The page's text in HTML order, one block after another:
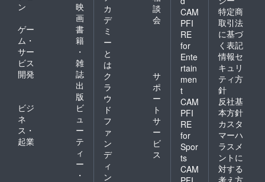
ン
映
画
ゲー
ム・
サー
ビス
開発
書
籍
・
雑
誌
出
版
ビジ
ネ
ス・
起業
ビ
ュ
ー
テ
ィ
ー
・
カ
デ
ミ
ー
と
は
談
会
ク
ラ
ウ
ド
フ
ァ
ン
デ
ィ
ン
サ
ポ
ー
ト
サ
ー
ビ
ス
CAM
PFI
RE
for
Ente
rtain
men
t
CAM
PFI
RE
for
Spor
ts
CAM
特定商
取引法
に基づ
く表記
情報セ
キュリ
ティ方
針
反社基
本方針
カスタ
マーハ
ラスメ
ントに
対する
考え方